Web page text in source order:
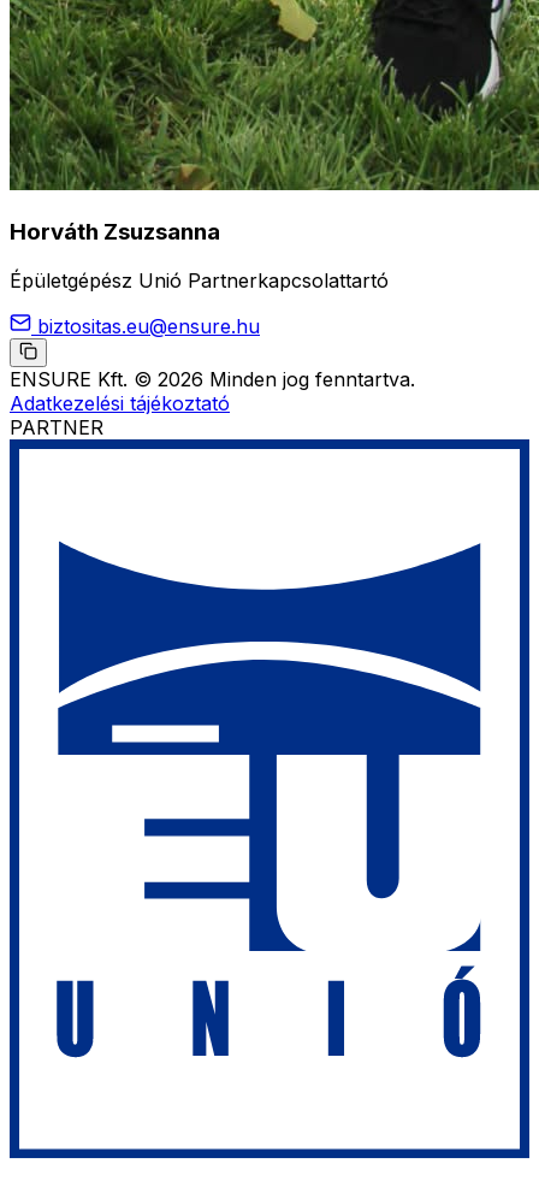
Horváth Zsuzsanna
Épületgépész Unió Partnerkapcsolattartó
biztositas.eu@ensure.hu
ENSURE Kft. © 2026 Minden jog fenntartva.
Adatkezelési tájékoztató
PARTNER